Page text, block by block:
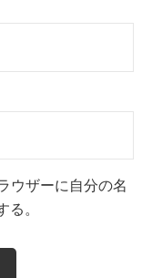
ウザーに自分の名
。